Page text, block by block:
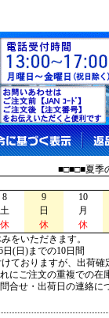
■□■□■夏季
8 9
10
土 日
月
休 休
休
をいただきます。
日(日)までの10日間
ておりますが、出荷
にご注文の重複での在
せ・出荷日の連絡に